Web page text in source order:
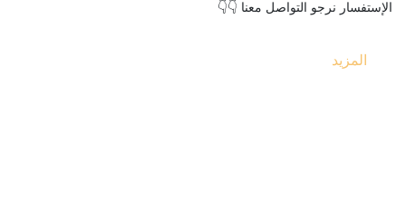
الإستفسار نرجو التواصل معنا 👇👇
المزيد